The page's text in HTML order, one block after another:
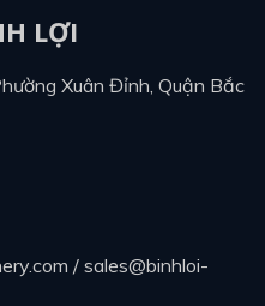
LỢI
Xuân Đỉnh, Quận Bắc
/ sales@binhloi-